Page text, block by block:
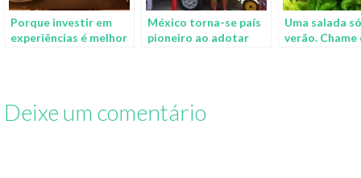
Porque investir em
experiências é melhor
México torna-se país
pioneiro ao adotar
Uma salada
verão. Chame
Deixe um comentário